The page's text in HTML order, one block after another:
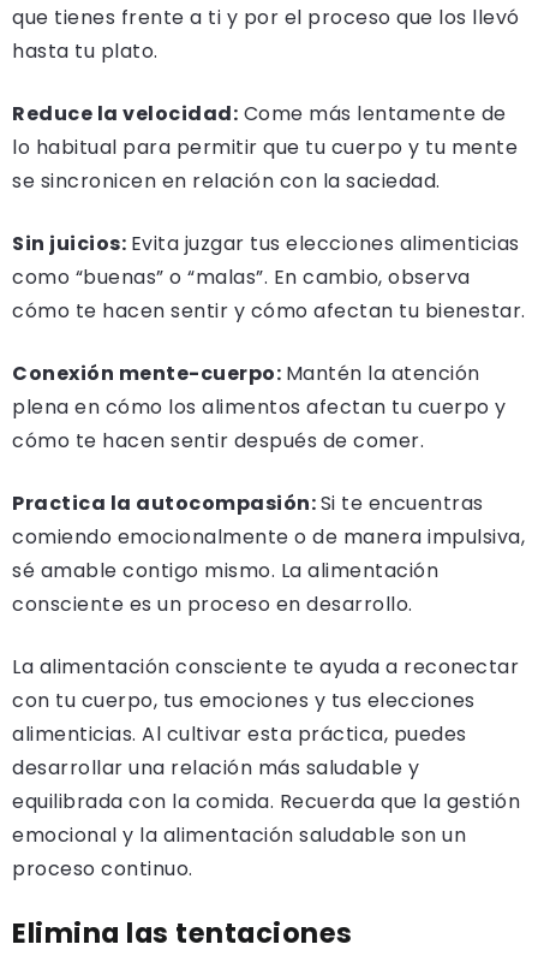
que tienes frente a ti y por el proceso que los llevó
hasta tu plato.
Reduce la velocidad: Come más lentamente de
lo habitual para permitir que tu cuerpo y tu mente
se sincronicen en relación con la saciedad.
Sin juicios: Evita juzgar tus elecciones alimenticias
como “buenas” o “malas”. En cambio, observa
cómo te hacen sentir y cómo afectan tu bienestar.
Conexión mente-cuerpo: Mantén la atención
plena en cómo los alimentos afectan tu cuerpo y
cómo te hacen sentir después de comer.
Practica la autocompasión:Si te encuentras
comiendo emocionalmente o de manera impulsiva,
sé amable contigo mismo. La alimentación
consciente es un proceso en desarrollo.
La alimentación consciente te ayuda a reconectar
con tu cuerpo, tus emociones y tus elecciones
alimenticias. Al cultivar esta práctica, puedes
desarrollar una relación más saludable y
equilibrada con la comida. Recuerda que la gestión
emocional y la alimentación saludable son un
proceso continuo.
Elimina las tentaciones